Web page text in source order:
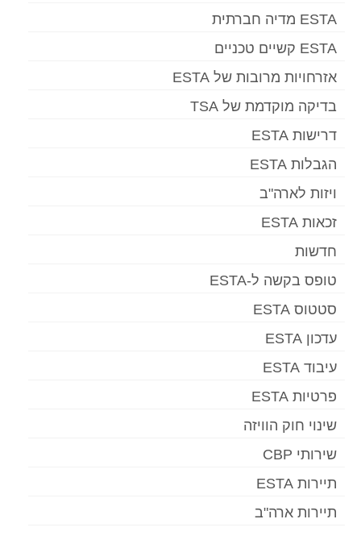
ESTA מדיה חברתית
ESTA קשיים טכניים
אזרחויות מרובות של ESTA
בדיקה מוקדמת של TSA
דרישות ESTA
הגבלות ESTA
ויזות לארה"ב
זכאות ESTA
חדשות
טופס בקשה ל-ESTA
סטטוס ESTA
עדכון ESTA
עיבוד ESTA
פרטיות ESTA
שינוי חוק הוויזה
שירותי CBP
תיירות ESTA
תיירות ארה"ב